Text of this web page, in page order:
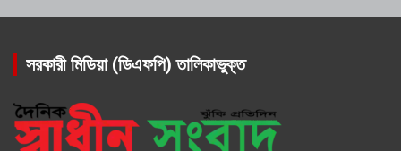
সরকারী মিডিয়া (ডিএফপি) তালিকাভুক্ত